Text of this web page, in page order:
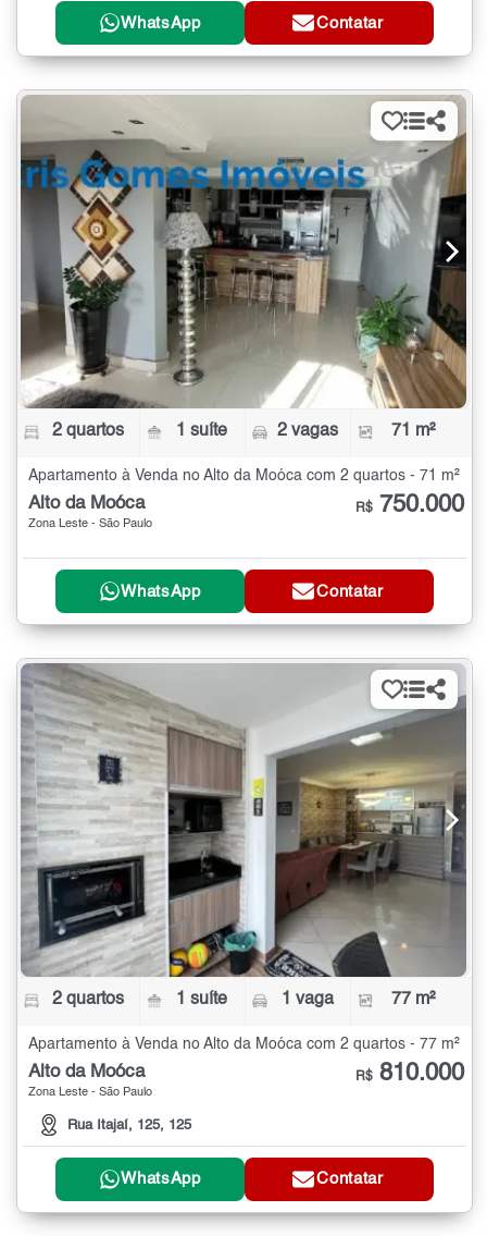
WhatsApp Contatar
2 quartos 1 suíte 2 vagas 71 m²
Apartamento à Venda no Alto da Moóca com 2 quartos - 71 m²
Alto da Moóca
Zona Leste - São Paulo
R$ 750.000
WhatsApp Contatar
2 quartos 1 suíte 1 vaga 77 m²
Apartamento à Venda no Alto da Moóca com 2 quartos - 77 m²
Alto da Moóca
Zona Leste - São Paulo
Rua Itajaí, 125, 125
R$ 810.000
WhatsApp Contatar